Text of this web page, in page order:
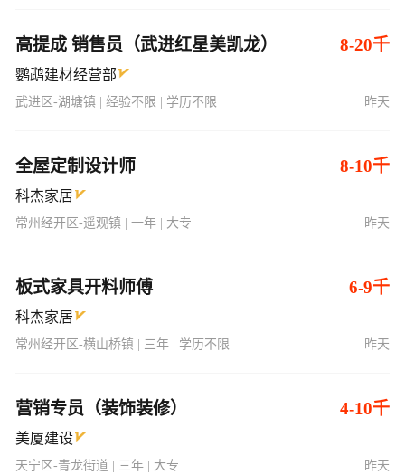
高提成 销售员（武进红星美凯龙） 8-20千
鹦鹉建材经营部
武进区-湖塘镇 | 经验不限 | 学历不限 昨天
全屋定制设计师 8-10千
科杰家居
常州经开区-遥观镇 | 一年 | 大专 昨天
板式家具开料师傅 6-9千
科杰家居
常州经开区-横山桥镇 | 三年 | 学历不限 昨天
营销专员（装饰装修） 4-10千
美厦建设
天宁区-青龙街道 | 三年 | 大专 昨天